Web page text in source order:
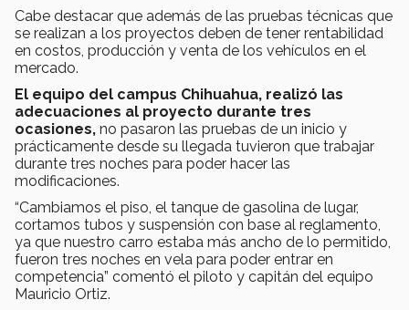
Cabe destacar que además de las pruebas técnicas que
se realizan a los proyectos deben de tener rentabilidad
en costos, producción y venta de los vehículos en el
mercado.
El equipo del campus Chihuahua, realizó las
adecuaciones al proyecto durante tres
ocasiones, no pasaron las pruebas de un inicio y
prácticamente desde su llegada tuvieron que trabajar
durante tres noches para poder hacer las
modificaciones.
“Cambiamos el piso, el tanque de gasolina de lugar,
cortamos tubos y suspensión con base al reglamento,
ya que nuestro carro estaba más ancho de lo permitido,
fueron tres noches en vela para poder entrar en
competencia” comentó el piloto y capitán del equipo
Mauricio Ortiz.